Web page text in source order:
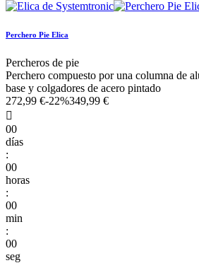
Perchero Pie Elica
Percheros de pie
Perchero compuesto por una columna de
base y colgadores de acero pintado
272,99 €-22%349,99 €

00
días
:
00
horas
:
00
min
:
00
seg